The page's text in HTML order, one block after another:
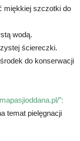
miękkiej szczotki do
wodą.
ściereczki.
do konserwacji
”:
temat pielęgnacji